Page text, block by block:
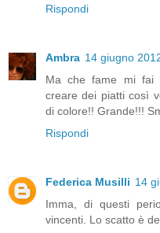
Rispondi
Ambra 14 giugno
Ma che fame mi fai
creare dei piatti così
di colore!! Grande!!!
Rispondi
Federica Musilli 14
Imma, di questi
vincenti. Lo scatto è